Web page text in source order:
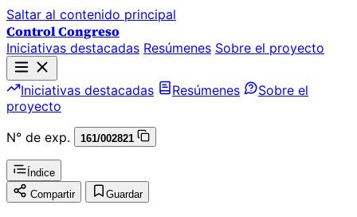
Saltar al contenido principal
Control Congreso
Iniciativas destacadas Resúmenes Sobre el proyecto
Iniciativas destacadas Resúmenes
Sobre el
proyecto
N° de exp.
161/002821
Índice
Compartir
Guardar